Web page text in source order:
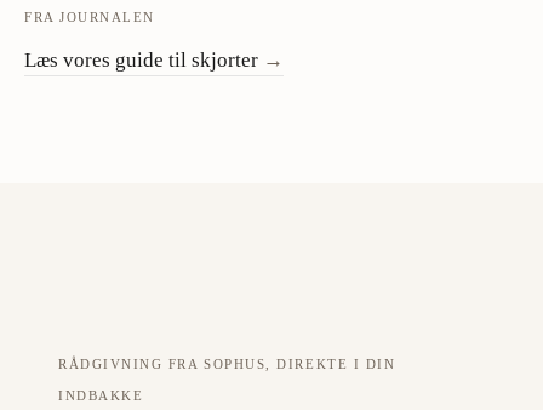
FRA JOURNALEN
Læs vores guide til skjorter →
RÅDGIVNING FRA SOPHUS, DIREKTE I DIN
INDBAKKE